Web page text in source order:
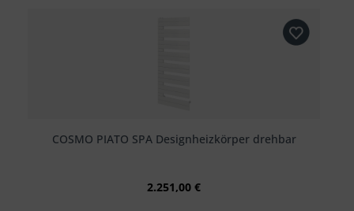
COSMO PIATO SPA Designheizkörper drehbar
2.251,00 €